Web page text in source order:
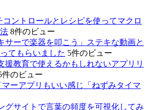
コントロールとレシピを使ってマクロ
8件のビュー
サーで楽器を叩こう」ステキな動画と
てもらいました 5件のビュー
援教育で使えるかもしれないアプリリ
件のビュー
ーアプリもいい感じ「ねずみタイマ
グサイトで言葉の頻度を可視化してみ